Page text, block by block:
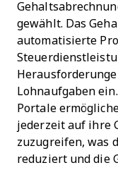
gewählt. Das
automatisierte
Lohnaufgaben
Portale
jederzeit auf ihre
zuzugreifen, was
reduziert und die